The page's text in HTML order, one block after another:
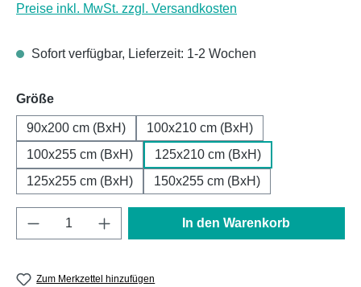
Preise inkl. MwSt. zzgl. Versandkosten
Sofort verfügbar, Lieferzeit: 1-2 Wochen
Größeauswählen
90x200 cm (BxH)
100x210 cm (BxH)
100x255 cm (BxH)
125x210 cm (BxH)
125x255 cm (BxH)
150x255 cm (BxH)
Produkt Anzahl: Gib den gewünschten
In den Warenkorb
Zum Merkzettel hinzufügen